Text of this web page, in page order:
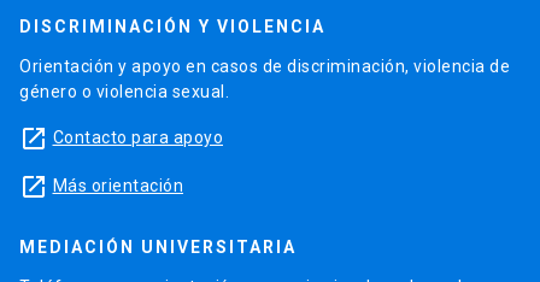
DISCRIMINACIÓN Y VIOLENCIA
Orientación y apoyo en casos de discriminación, violencia de
género o violencia sexual.
launch Contacto para apoyo
launch Más orientación
MEDIACIÓN UNIVERSITARIA